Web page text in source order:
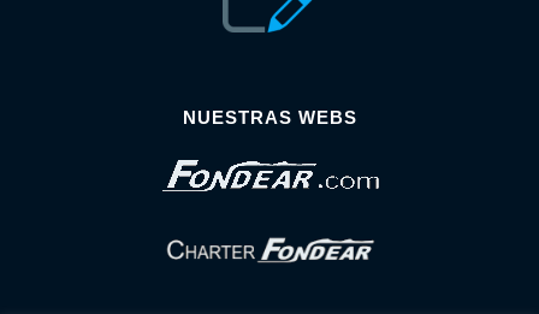
NUESTRAS WEBS